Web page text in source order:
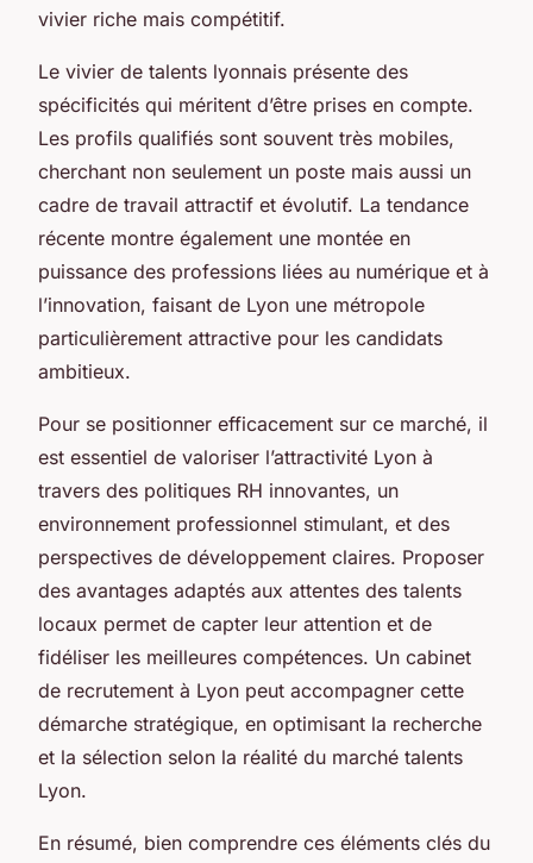
vivier riche mais compétitif.
Le vivier de talents lyonnais présente des
spécificités qui méritent d’être prises en compte.
Les profils qualifiés sont souvent très mobiles,
cherchant non seulement un poste mais aussi un
cadre de travail attractif et évolutif. La tendance
récente montre également une montée en
puissance des professions liées au numérique et à
l’innovation, faisant de Lyon une métropole
particulièrement attractive pour les candidats
ambitieux.
Pour se positionner efficacement sur ce marché, il
est essentiel de valoriser l’attractivité Lyon à
travers des politiques RH innovantes, un
environnement professionnel stimulant, et des
perspectives de développement claires. Proposer
des avantages adaptés aux attentes des talents
locaux permet de capter leur attention et de
fidéliser les meilleures compétences. Un cabinet
de recrutement à Lyon peut accompagner cette
démarche stratégique, en optimisant la recherche
et la sélection selon la réalité du marché talents
Lyon.
En résumé, bien comprendre ces éléments clés du